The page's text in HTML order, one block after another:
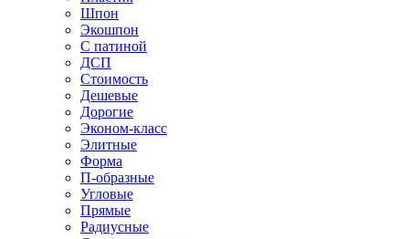
Шпон
Экошпон
С патиной
ДСП
Стоимость
Дешевые
Дорогие
Эконом-класс
Элитные
Форма
П-образные
Угловые
Прямые
Радиусные